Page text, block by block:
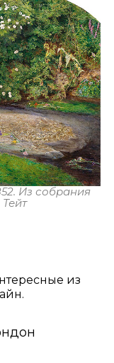
Из собрания
из